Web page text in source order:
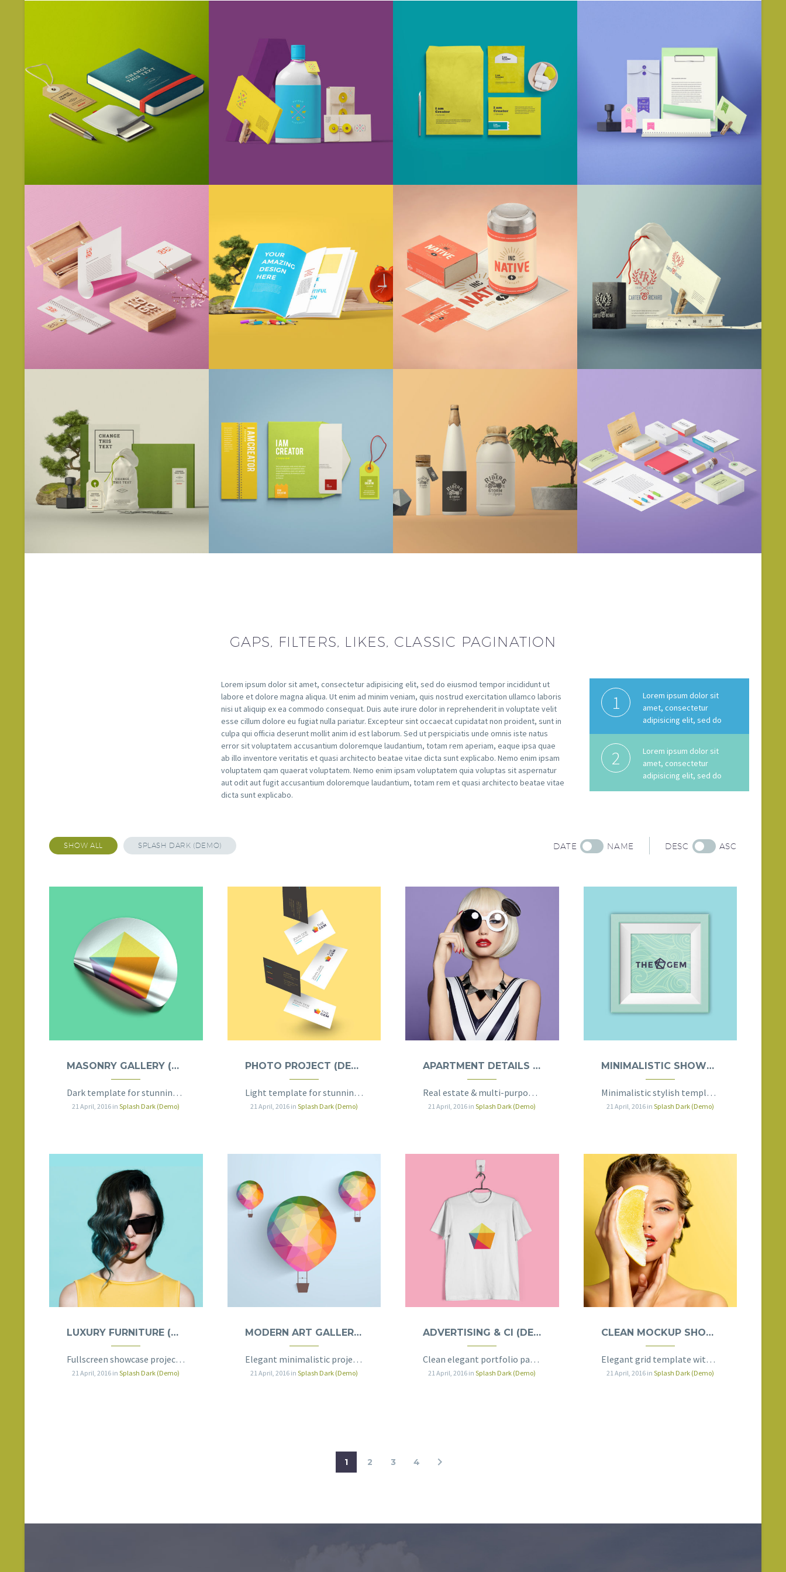
GAPS, FILTERS, LIKES, CLASSIC PAGINATION
Lorem ipsum dolor sit amet, consectetur adipisicing elit, sed do eiusmod tempor incididunt ut
labore et dolore magna aliqua. Ut enim ad minim veniam, quis nostrud exercitation ullamco laboris
nisi ut aliquip ex ea commodo consequat. Duis aute irure dolor in reprehenderit in voluptate velit
esse cillum dolore eu fugiat nulla pariatur. Excepteur sint occaecat cupidatat non proident, sunt in
culpa qui officia deserunt mollit anim id est laborum. Sed ut perspiciatis unde omnis iste natus
error sit voluptatem accusantium doloremque laudantium, totam rem aperiam, eaque ipsa quae
ab illo inventore veritatis et quasi architecto beatae vitae dicta sunt explicabo. Nemo enim ipsam
voluptatem qam quaerat voluptatem. Nemo enim ipsam voluptatem quia voluptas sit aspernatur
aut odit aut fugit accusantium doloremque laudantium, totam rem et quasi architecto beatae vitae
dicta sunt explicabo.
1
Lorem ipsum dolor sit
amet, consectetur
adipisicing elit, sed do
2
Lorem ipsum dolor sit
amet, consectetur
adipisicing elit, sed do
SHOW ALL SPLASH DARK (DEMO) DATE NAME DESC ASC
MASONRY GALLERY (DEMO)
Dark template for stunning photography portfolio page
21 April, 2016 in Splash Dark (Demo)
PHOTO PROJECT (DEMO)
Light template for stunning photography portfolio page
21 April, 2016 in Splash Dark (Demo)
APARTMENT DETAILS (DEMO)
Real estate & multi-purpose 100% width trendy template
21 April, 2016 in Splash Dark (Demo)
MINIMALISTIC SHOWCASE (DEMO)
Minimalistic stylish template with gallery slider
21 April, 2016 in Splash Dark (Demo)
LUXURY FURNITURE (DEMO)
Fullscreen showcase project page with contact form
21 April, 2016 in Splash Dark (Demo)
MODERN ART GALLERY (DEMO)
Elegant minimalistic project sample page
21 April, 2016 in Splash Dark (Demo)
ADVERTISING & CI (DEMO)
Clean elegant portfolio page for multi-purpose
21 April, 2016 in Splash Dark (Demo)
CLEAN MOCKUP SHOWCASE (DEMO)
Elegant grid template with info sidebar
21 April, 2016 in Splash Dark (Demo)
1 2 3 4